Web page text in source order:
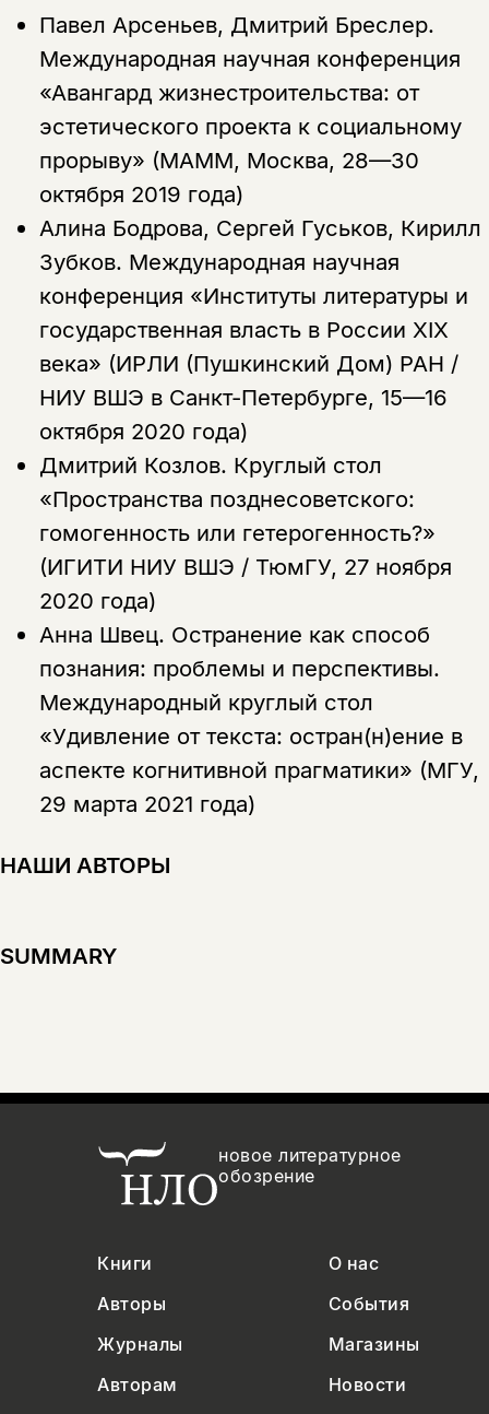
Павел Арсеньев, Дмитрий Бреслер.
Международная научная конференция
«Авангард жизнестроительства: от
эстетического проекта к социальному
прорыву» (МАММ, Москва, 28—30
октября 2019 года)
Алина Бодрова, Сергей Гуськов, Кирилл
Зубков. Международная научная
конференция «Институты литературы и
государственная власть в России XIX
века» (ИРЛИ (Пушкинский Дом) РАН /
НИУ ВШЭ в Санкт-Петербурге, 15—16
октября 2020 года)
Дмитрий Козлов. Круглый стол
«Пространства позднесоветского:
гомогенность или гетерогенность?»
(ИГИТИ НИУ ВШЭ / ТюмГУ, 27 ноября
2020 года)
Анна Швец. Остранение как способ
познания: проблемы и перспективы.
Международный круглый стол
«Удивление от текста: остран(н)ение в
аспекте когнитивной прагматики» (МГУ,
29 марта 2021 года)
НАШИ АВТОРЫ
SUMMARY
новое литературное
обозрение
Книги
О нас
Авторы
События
Журналы
Магазины
Авторам
Новости